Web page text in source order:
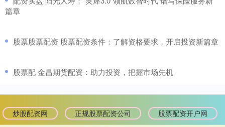
篇章
​股票股票配资 股票配资条件：了解资格要求，开启投资新篇章
​股票配 金昌期货配资：助力投资，把握市场先机
炒股配资网 正规股票配资公司 股票配资开户网